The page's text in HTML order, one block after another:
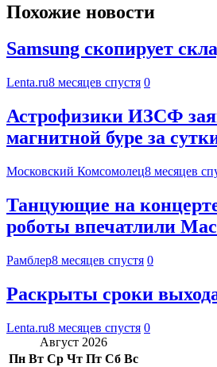
Похожие новости
Samsung скопирует
Lenta.ru8 месяцев спустя 0
Астрофизики ИЗСФ
магнитной буре за
Московский Комсомолец8 месяцев
Танцующие на
роботы впечатлили
Рамблер8 месяцев спустя 0
Раскрыты сроки
Lenta.ru8 месяцев спустя 0
Август 2026
Пн Вт Ср Чт Пт Сб Вс